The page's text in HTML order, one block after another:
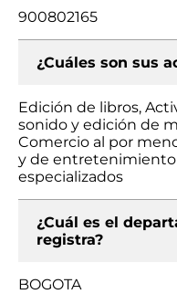
900802165
¿Cuáles son sus
Edición de libros,
sonido y edición de
Comercio al por
y de entretenimiento
especializados
¿Cuál es el
registra?
BOGOTA